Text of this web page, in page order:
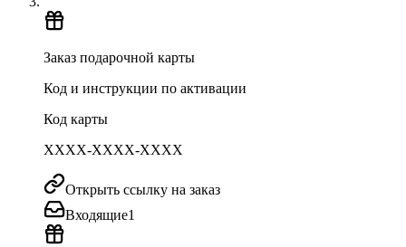
Заказ подарочной карты
Код и инструкции по активации
Код карты
XXXX-XXXX-XXXX
Открыть ссылку на заказ
Входящие1